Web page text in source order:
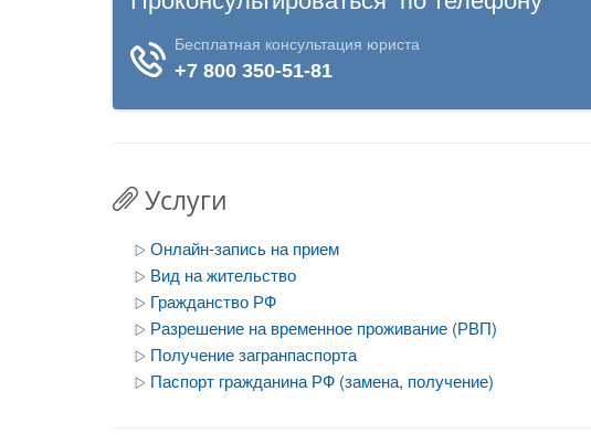
Услуги
Онлайн-запись на прием
Вид на жительство
Гражданство РФ
Разрешение на временное проживание (РВП)
Получение загранпаспорта
Паспорт гражданина РФ (замена, получение)